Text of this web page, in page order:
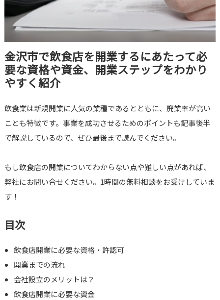
金沢市で飲食店を開業するにあたって必
要な資格や資金、開業ステップをわかり
やすく紹介
飲食業は新規開業に人気の業種であるとともに、廃業率が高い
ことも特徴です。事業を成功させるためのポイントも記事後半
で解説しているので、ぜひ最後まで読んでください。
もし飲食店の開業についてわからない点や難しい点があれば、
弊社にお問い合せください。1時間の無料相談をお受けしていま
す！
目次
飲食店開業に必要な資格・許認可
開業までの流れ
会社設立のメリットは？
飲食店開業に必要な資金